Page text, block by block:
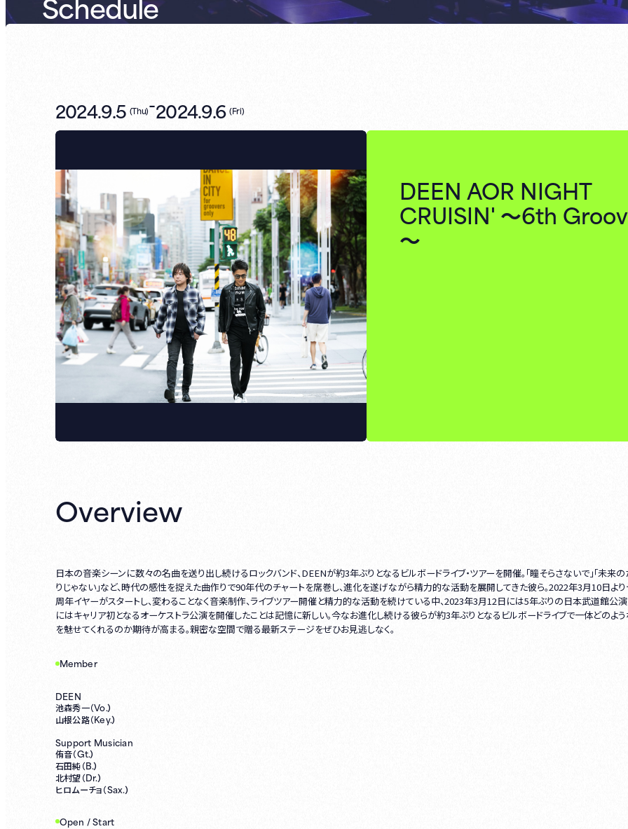
2024.9.5 (Thu)-2024.9.6 (Fri)
DEEN AOR NIGHT
CRUISIN' ～6th
～
Overview
日本の音楽シーンに数々の名曲を送り出し続けるロックバンド、DEENが約3年ぶりとなるビルボードライブ・ツアーを開催。「瞳そらさないで」「未来の
りじゃない」など、時代の感性を捉えた曲作りで90年代のチャートを席巻し、進化を遂げながら精力的な活動を展開してきた彼ら。2022年3月10日よ
周年イヤーがスタートし、変わることなく音楽制作、ライブツアー開催と精力的な活動を続けている中、2023年3月12日には5年ぶりの日本武道館公演
にはキャリア初となるオーケストラ公演を開催したことは記憶に新しい。今なお進化し続ける彼らが約3年ぶりとなるビルボードライブで一体どのよ
を魅せてくれるのか期待が高まる。親密な空間で贈る最新ステージをぜひお見逃しなく。
Member
DEEN
池森秀⼀（Vo.）
山根公路（Key.）
Support Musician
侑音（Gt.）
石田純（B.）
北村望（Dr.）
ヒロムーチョ（Sax.）
Open / Start